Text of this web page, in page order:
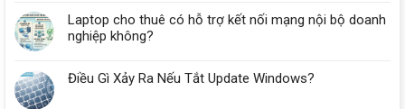
Laptop cho thuê có hỗ trợ kết nối mạng nội bộ doanh
nghiệp không?
Điều Gì Xảy Ra Nếu Tắt Update Windows?